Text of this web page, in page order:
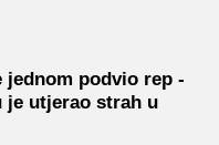
podvio rep -
je utjerao strah u